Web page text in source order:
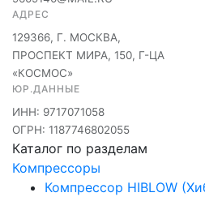
АДРЕС
129366, Г. МОСКВА,
ПРОСПЕКТ МИРА, 150, Г-ЦА
«КОСМОС»
ЮР.ДАННЫЕ
ИНН: 9717071058
ОГРН: 1187746802055
Каталог по разделам
Компрессоры
Компрессор HIBLOW